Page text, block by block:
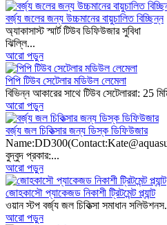
বর্জ্য জলের জন্য উচ্চমানের বায়ুচালিত বিচ্ছিন্ন
অ্যাকাসাস্ট স্মার্ট টিউব ডিফিউজার সুবিধা
ঝিল্লি...
আরো পড়ুন
পিপি টিউব সেটেলার মডিউল লেমেলা
বিভিন্ন আকারের সাথে টিউব সেটেলাররা: 25
আরো পড়ুন
বর্জ্য জল চিকিত্সার জন্য ডিস্ক ডিফিউজার
বুদ্বুদ প্রকার:...
আরো পড়ুন
জোহকাসৌ প্যাকেজড নিকাশী ট্রিটমেন্ট প্ল্যান্ট
ওয়ান স্টপ বর্জ্য জল চিকিত্সা সমাধান
আরো পড়ুন